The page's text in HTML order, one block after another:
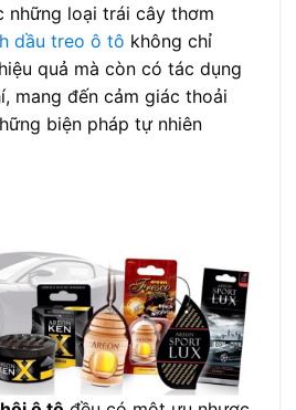
những loại trái cây thơm
dầu treo ô tô không chỉ
quả mà còn có tác dụng
mang đến cảm giác thoải
biện pháp tự nhiên